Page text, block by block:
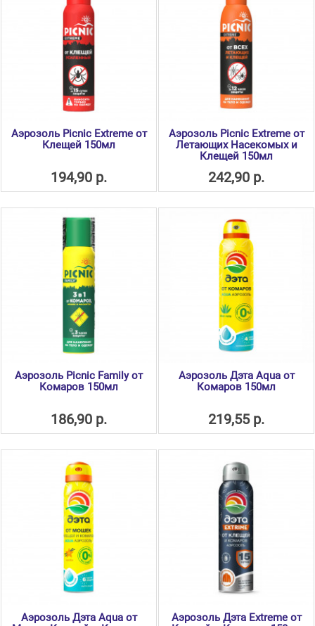
Аэрозоль Picnic Extreme от
Клещей 150мл
194,90 р.
Аэрозоль Picnic Extreme от
Летающих Насекомых и
Клещей 150мл
242,90 р.
Аэрозоль Picnic Family от
Комаров 150мл
186,90 р.
Аэрозоль Дэта Aqua от
Комаров 150мл
219,55 р.
Аэрозоль Дэта Aqua от
Аэрозоль Дэта Extreme от